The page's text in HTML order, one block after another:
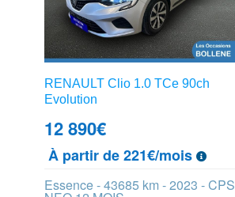
RENAULT Clio 1.0 TCe 90ch
Evolution
12 890€
À partir de 221€/mois
Essence - 43685 km - 2023 - CPS